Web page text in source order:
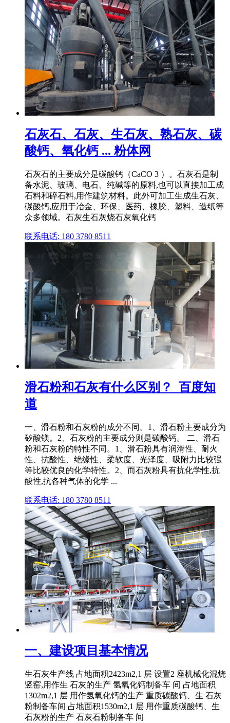
石灰石、石灰、生石灰、熟石灰、碳
酸钙、氧化钙 ... 粉体网
石灰石的主要成分是碳酸钙（CaCO 3 ）。石灰石是制
备水泥、玻璃、电石、纯碱等的原料,也可以直接加工成
石料和碎石料,用作建筑材料。此外可加工生成生石灰、
碳酸钙,应用于冶金、环保、医药、橡胶、塑料、造纸等
众多领域。石灰生石灰烧石灰氧化钙
联系电话: 180 3780 8511
滑石粉和石灰有什么区别？_百度知
道
一、滑石粉和石灰粉的成分不同。1、滑石粉主要成分为
矽酸镁。2、石灰粉的主要成分则是碳酸钙。 二、滑石
粉和石灰粉的特性不同。1、滑石粉具有润滑性、耐火
性、抗酸性、绝缘性、柔软度、光泽度、吸附力比较强
等比较优良的化学特性。2、而石灰粉具有抗化学性,抗
酸性,抗各种气体的化学 ...
联系电话: 180 3780 8511
一、建设项目基本情况
生石灰生产线 占地面积2423m2,1 层 设置2 座机械化混烧
竖窑,用作生 石灰的生产 氢氧化钙制备车 间 占地面积
1302m2,1 层 用作氢氧化钙的生产 重质碳酸钙、生 石灰
粉制备车间 占地面积1530m2,1 层 用作重质碳酸钙、生
石灰粉的生产 石灰石粉制备车 间